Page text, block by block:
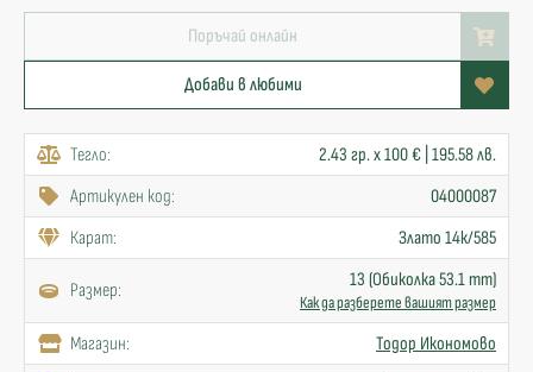
Поръчай онлайн
Добави в любими
Тегло:
2.43 гр. x 100 € | 195.58 лв.
Артикулен код:
04000087
Карат:
Злато 14к/585
Размер: 13 (Обиколка 53.1 mm)
Как да разберете вашият размер
Mагазин:
Тодор Икономово